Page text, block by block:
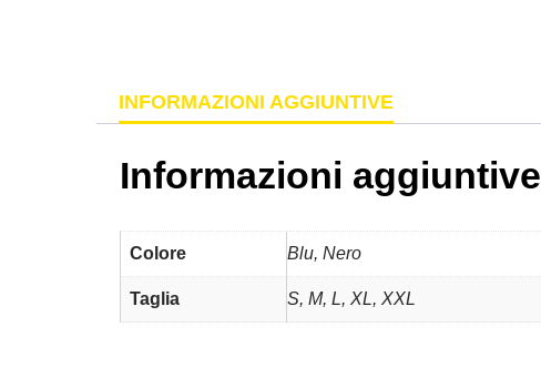
INFORMAZIONI AGGIUNTIVE
Informazioni aggiuntive
Colore Blu, Nero
Taglia S, M, L, XL, XXL